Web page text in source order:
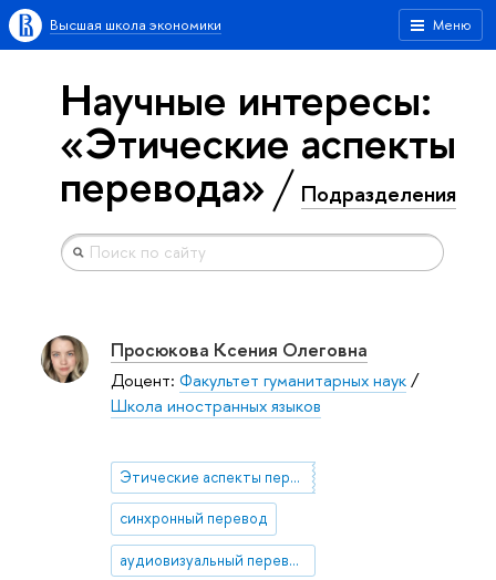
Меню
Высшая школа экономики
Научные интересы:
«Этические аспекты
перевода» Подразделения
Просюкова Ксения Олеговна
Доцент: Факультет гуманитарных наук/
Школа иностранных языков
Этические аспекты перевода
синхронный перевод
аудиовизуальный перевод